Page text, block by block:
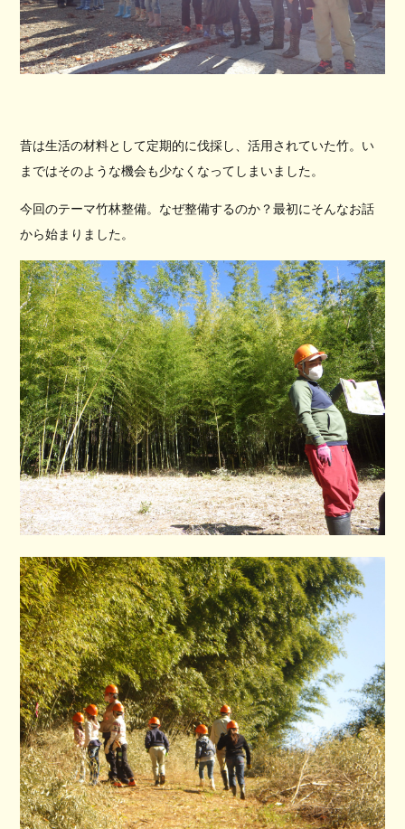
昔は生活の材料として定期的に伐採し、活用されていた竹。い
まではそのような機会も少なくなってしまいました。
今回のテーマ竹林整備。なぜ整備するのか？最初にそんなお話
から始まりました。